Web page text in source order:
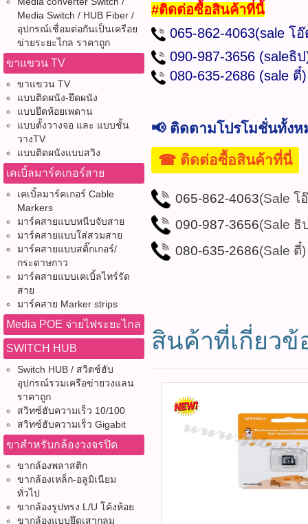
Media Switch / HUB Fiber /
อุปกรณ์เชื่อมต่อกันเป็นเครือย
ข่ายระยะไกล ราคาถูก
ขาแขวน TV
ขาแขวน TV
แบบติดผนัง-ยึดผนัง
แบบยึดห้อยเพดาน
แบบตั้งวางจอ และ แบบชั้น
วางTV
แบบติดผนังแบบสวิง
เคเบิ้ลมาร์คเกอร์สาย
เคเบิ้ลมาร์คเกอร์ Cable
Markers
มาร์คสายแบบหนีบจับสาย
มาร์คสายแบบใส่สวมสาย
มาร์คสายแบบสติ๊กเกอร์/
กระดาษกาว
มาร์คสายแบบเคเบิ้ลไทร์รัด
สาย
มาร์คสาย Marker strips
Media POE จ่ายไฟระยะไกล
SWITCH HUB
Switch HUB / สวิตช์ฮับ
อุปกรณ์รวมเครือข่ายวงแลน
ราคาถูก
สวิทซ์ฮับความเร็ว 10/100
สวิทซ์ฮับความเร็ว Gigabit
ขาสำหรับกล้องวงจรปิด
ขากล้องพลาสติก
ขากล้องเหล็ก-อลูมิเนียม
ทั่วไป
ขากล้องรูปทรง L/U โค้งห้อย
ขากล้องแบบยึดเสากลม
#ติดต่อซื้อสินค้าที่นี้
065-862-4063(sale
090-987-3656 (sale
080-635-2686(sale
📢 ติดตามโปรโมชั่นทั้ง
☎ ติดต่อซื้อสินค้าที่นี่
065-862-4063(Sale โ
090-987-3656(Sale ธิ
080-635-2686(Sale ตี๋)
สินค้าที่เกี่ยวข้